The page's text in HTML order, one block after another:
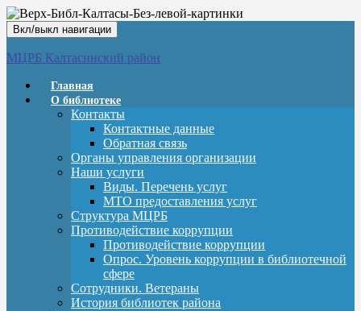
Вкл/выкл навигации
МЦРБ Калтасинский район
Главная
О библиотеке
Контакты
Контактные данные
Обратная связь
Органы управления организации
Наши услуги
Виды. Перечень услуг
МТО предоставления услуг
Структура МЦРБ
Противодействие коррупции
Противодействие коррупции
Опрос. Уровень коррупции в библиотечной
сфере
Сотрудники. Ветераны
История библиотек района